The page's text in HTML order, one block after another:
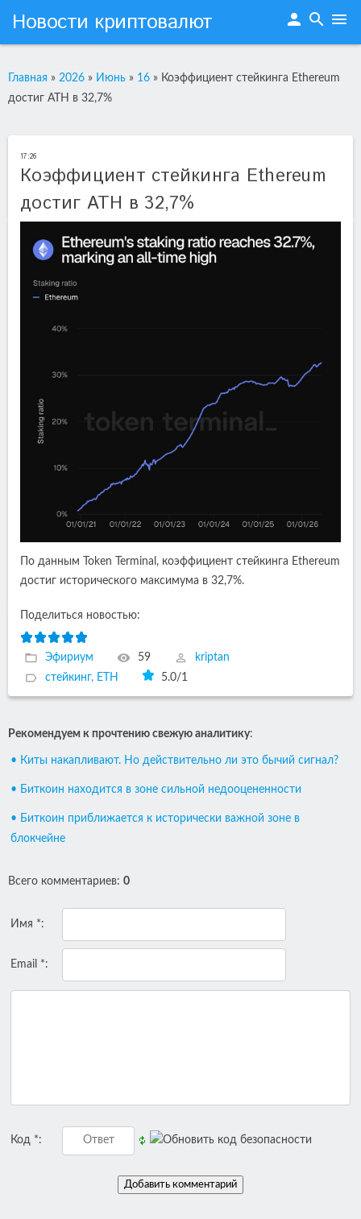
Новости криптовалют person search menu
Главная » 2026 » Июнь » 16 » Коэффициент стейкинга Ethereum
достиг ATH в 32,7%
17:26
Коэффициент стейкинга Ethereum
достиг ATH в 32,7%
По данным Token Terminal, коэффициент стейкинга Ethereum
достиг исторического максимума в 32,7%.
Поделиться новостью:
Эфириум 59
kriptan
стейкинг, ETH 5.0/1
Рекомендуем к прочтению свежую аналитику:
• Киты накапливают. Но действительно ли это бычий сигнал?
• Биткоин находится в зоне сильной недооцененности
• Биткоин приближается к исторически важной зоне в
блокчейне
Всего комментариев: 0
Имя *:
Email *:
Код *: